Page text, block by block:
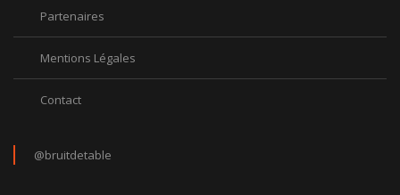
Partenaires
Mentions Légales
Contact
@bruitdetable